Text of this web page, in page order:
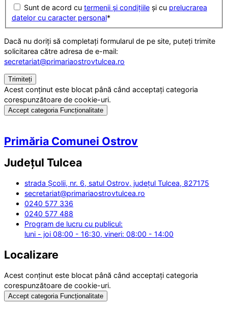
Sunt de acord cu termenii și condițiileși cu prelucrarea
datelor cu caracter personal*
Dacă nu doriți să completați formularul de pe site, puteți trimite
solicitarea către adresa de e-mail:
secretariat@primariaostrovtulcea.ro
Acest conținut este blocat până când acceptați categoria
corespunzătoare de cookie-uri.
Accept categoria Funcționalitate
Primăria Comunei Ostrov
Județul Tulcea
strada Școlii, nr. 6, satul Ostrov, județul Tulcea, 827175
secretariat@primariaostrovtulcea.ro
0240 577 336
0240 577 488
Program de lucru cu publicul:
luni - joi 08:00 - 16:30, vineri: 08:00 - 14:00
Localizare
Acest conținut este blocat până când acceptați categoria
corespunzătoare de cookie-uri.
Accept categoria Funcționalitate